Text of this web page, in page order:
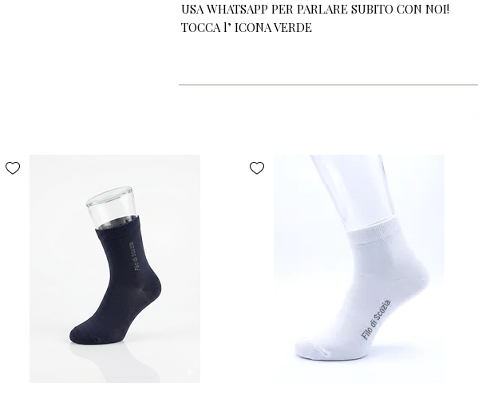
USA WHATSAPP PER PARLARE SUBITO CON NOI!
TOCCA l’ ICONA VERDE